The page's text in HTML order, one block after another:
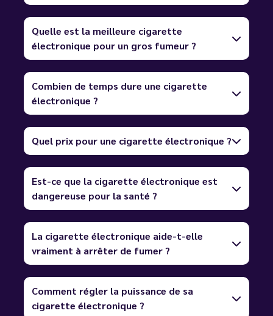
Quelle est la meilleure cigarette
électronique pour un gros fumeur ?
Combien de temps dure une cigarette
électronique ?
Quel prix pour une cigarette électronique ?
Est-ce que la cigarette électronique est
dangereuse pour la santé ?
La cigarette électronique aide-t-elle
vraiment à arrêter de fumer ?
Comment régler la puissance de sa
cigarette électronique ?